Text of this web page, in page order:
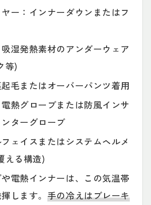
ヤー：インナーダウンまたはフ
吸湿発熱素材のアンダーウェア
等)
起毛またはオーバーパンツ着用
電熱グローブまたは防風インサ
ターグローブ
ェイスまたはシステムヘルメ
える構造)
電熱インナーは、この気温帯
します。 手の冷えはブレーキ